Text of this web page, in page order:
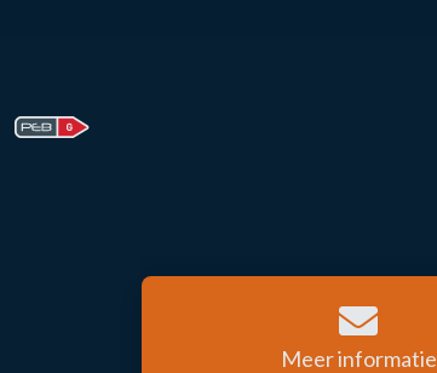
Meer informatie